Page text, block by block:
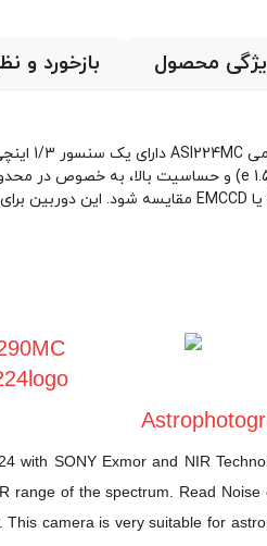
محصول بازخورد و
with SONY Exmor and NIR
range of the spectrum. Read
camera is very suitable for